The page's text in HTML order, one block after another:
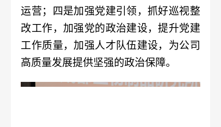
险
投
保
运营；四是加强党建引领，抓好巡视整
改工作，加强党的政治建设，提升党建
工作质量，加强人才队伍建设，为公司
高质量发展提供坚强的政治保障。